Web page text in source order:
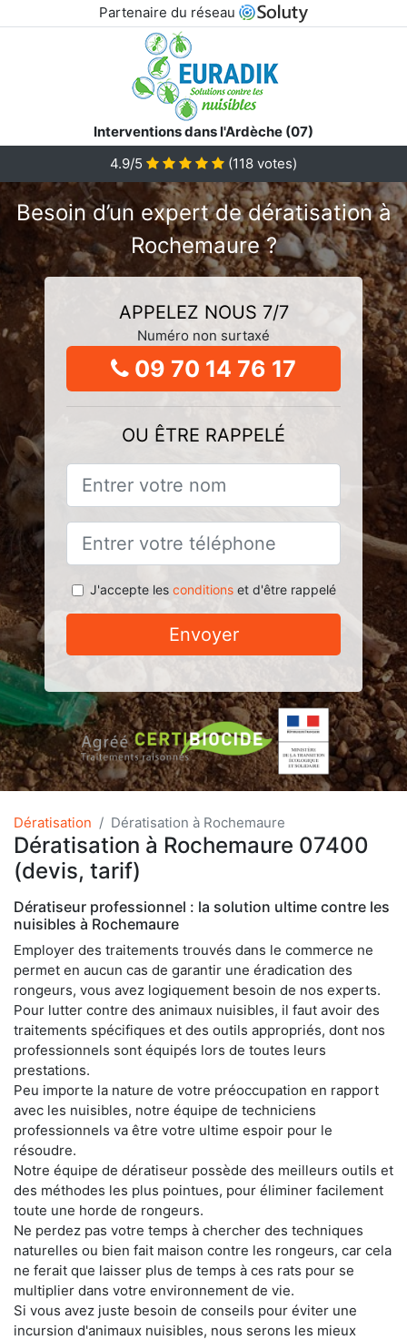
Partenaire du réseau
Interventions dans l'Ardèche (07)
4.9/5
(118 votes)
Besoin d’un expert de dératisation à
Rochemaure ?
APPELEZ NOUS 7/7
Numéro non surtaxé
09 70 14 76 17
OU ÊTRE RAPPELÉ
J'accepte les conditionset d'être rappelé
Envoyer
Dératisation Dératisation à Rochemaure
Dératisation à Rochemaure 07400
(devis, tarif)
Dératiseur professionnel : la solution ultime contre les
nuisibles à Rochemaure
Employer des traitements trouvés dans le commerce ne
permet en aucun cas de garantir une éradication des
rongeurs, vous avez logiquement besoin de nos experts.
Pour lutter contre des animaux nuisibles, il faut avoir des
traitements spécifiques et des outils appropriés, dont nos
professionnels sont équipés lors de toutes leurs
prestations.
Peu importe la nature de votre préoccupation en rapport
avec les nuisibles, notre équipe de techniciens
professionnels va être votre ultime espoir pour le
résoudre.
Notre équipe de dératiseur possède des meilleurs outils et
des méthodes les plus pointues, pour éliminer facilement
toute une horde de rongeurs.
Ne perdez pas votre temps à chercher des techniques
naturelles ou bien fait maison contre les rongeurs, car cela
ne ferait que laisser plus de temps à ces rats pour se
multiplier dans votre environnement de vie.
Si vous avez juste besoin de conseils pour éviter une
incursion d'animaux nuisibles, nous serons les mieux